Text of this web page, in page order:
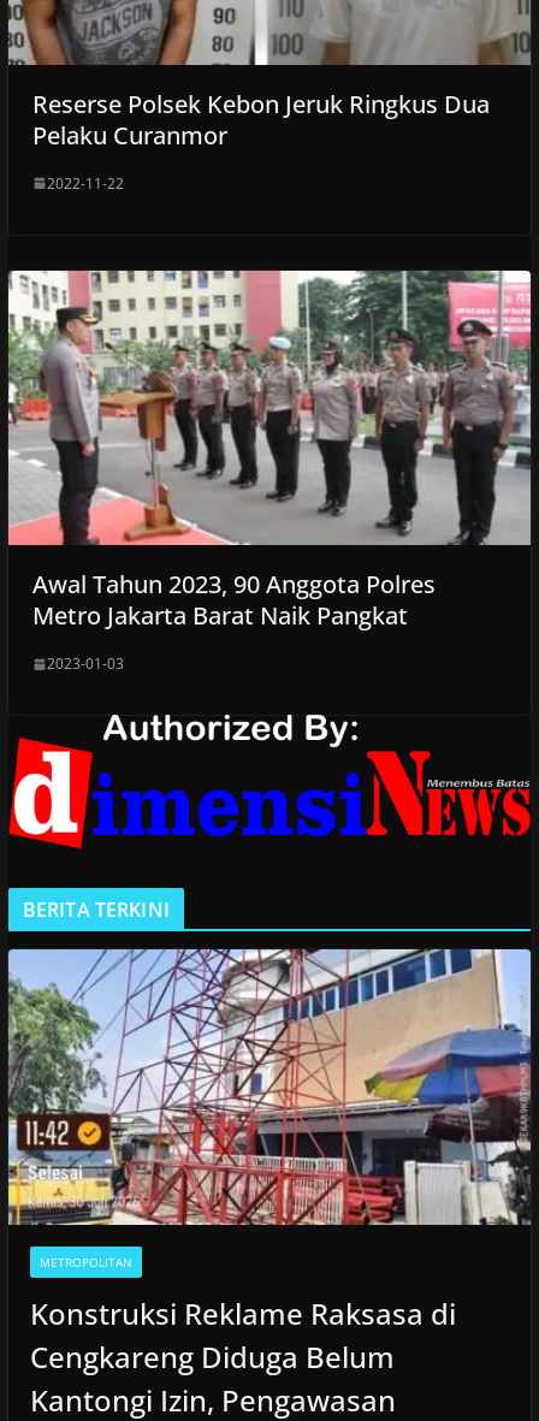
Reserse Polsek Kebon Jeruk Ringkus Dua
Pelaku Curanmor
2022-11-22
Awal Tahun 2023, 90 Anggota Polres
Metro Jakarta Barat Naik Pangkat
2023-01-03
BERITA TERKINI
METROPOLITAN
Konstruksi Reklame Raksasa di
Cengkareng Diduga Belum
Kantongi Izin, Pengawasan